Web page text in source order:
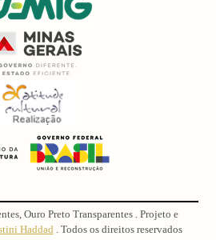
Ouro Preto Transparentes . Projeto e
Haddad . Todos os direitos reservados